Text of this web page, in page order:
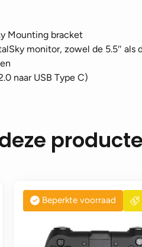
Mounting bracket
monitor, zowel de 5.5″ als
naar USB Type C)
Beperkte voorraad